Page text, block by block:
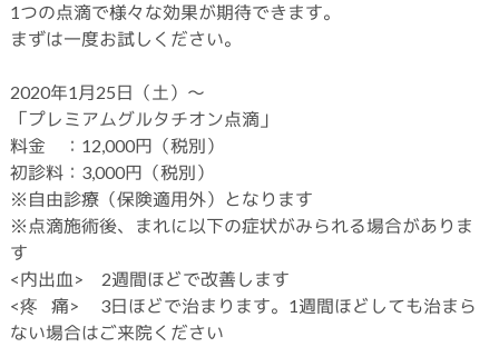
1つの点滴で様々な効果が期待できます。
まずは一度お試しください。
2020年1月25日（土）～
「プレミアムグルタチオン点滴」
料金 ：12,000円（税別）
初診料：3,000円（税別）
※自由診療（保険適用外）となります
※点滴施術後、まれに以下の症状がみられる場合がありま
す
<内出血> 2週間ほどで改善します
<疼 痛> 3日ほどで治まります。1週間ほどしても治まら
ない場合はご来院ください